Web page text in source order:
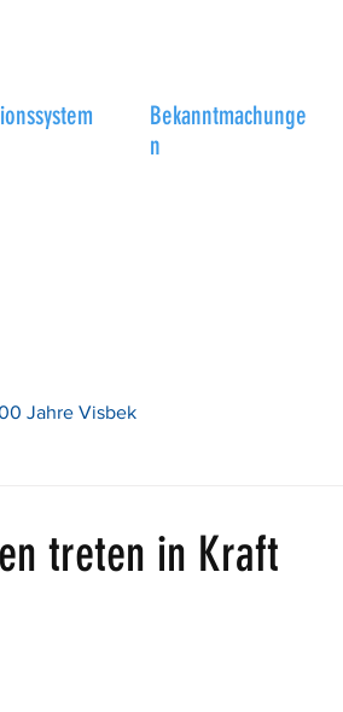
Bekanntmachunge
n
Jahre Visbek
treten in Kraft